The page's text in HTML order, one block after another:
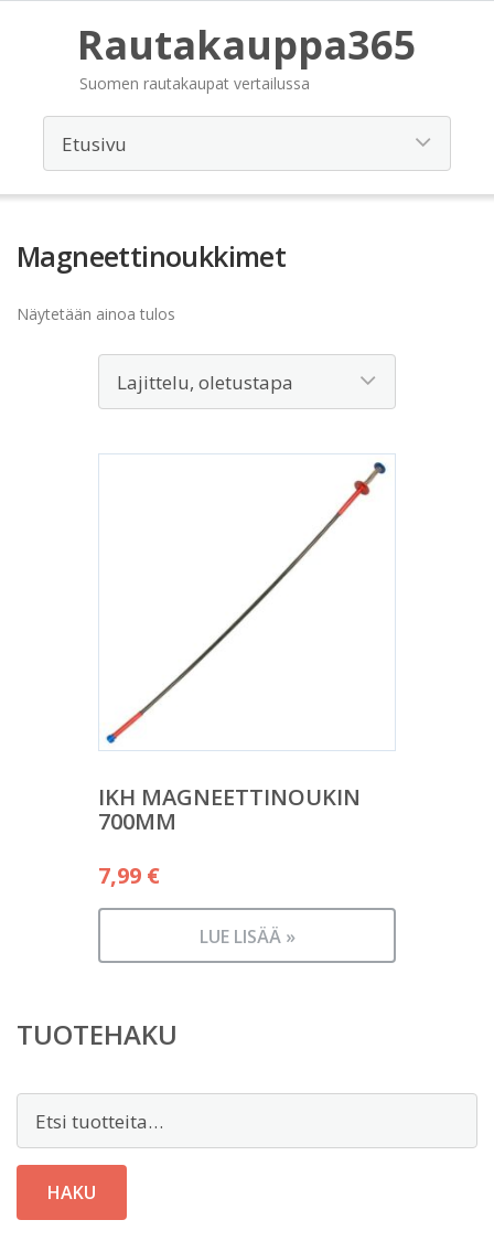
Rautakauppa365
Suomen rautakaupat vertailussa
Magneettinoukkimet
Näytetään ainoa tulos
IKH MAGNEETTINOUKIN
700MM
7,99 €
LUE LISÄÄ »
TUOTEHAKU
HAKU